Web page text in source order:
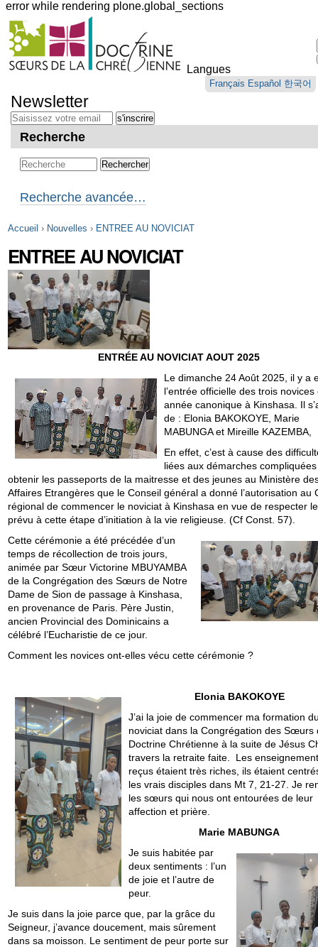
error while rendering plone.global_sections
Outils
personnels
Langues
Français Español 한국어
au
contenu.
Aller
navigation
Newsletter
Recherche
Recherche avancée…
Accueil › Nouvelles › ENTREE AU NOVICIAT
ENTREE AU NOVICIAT
ENTRÉE AU NOVICIAT AOUT 2025
Le dimanche 24 Août 2025, il y a
l’entrée officielle des trois novices
année canonique à Kinshasa. Il
de : Elonia BAKOKOYE, Marie
MABUNGA et Mireille KAZEMBA,
En effet, c’est à cause des
liées aux démarches
obtenir les passeports de la maitresse et des jeunes au Ministère
Affaires Etrangères que le Conseil général a donné l’autorisation au
régional de commencer le noviciat à Kinshasa en vue de respecter
prévu à cette étape d’initiation à la vie religieuse. (Cf Const. 57).
Cette cérémonie a été précédée d’un
temps de récollection de trois jours,
animée par Sœur Victorine MBUYAMBA
de la Congrégation des Sœurs de Notre
Dame de Sion de passage à Kinshasa,
en provenance de Paris. Père Justin,
ancien Provincial des Dominicains a
célébré l’Eucharistie de ce jour.
Comment les novices ont-elles vécu cette cérémonie ?
Elonia BAKOKOYE
J’ai la joie de commencer ma formation
noviciat dans la Congrégation des Sœurs
Doctrine Chrétienne à la suite de Jésus
travers la retraite faite. Les
reçus étaient très riches, ils étaient
les vrais disciples dans Mt 7, 21-27. Je
les sœurs qui nous ont entourées de leur
affection et prière.
Marie MABUNGA
Je suis habitée par
deux sentiments : l’un
de joie et l’autre de
peur.
Je suis dans la joie parce que, par la grâce du
Seigneur, j’avance doucement, mais sûrement
dans sa moisson. Le sentiment de peur porte sur